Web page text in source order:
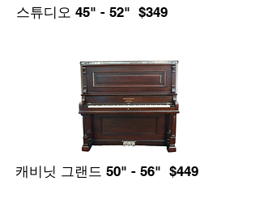
스튜디오 45" - 52" $349
캐비닛 그랜드 50" - 56" $449